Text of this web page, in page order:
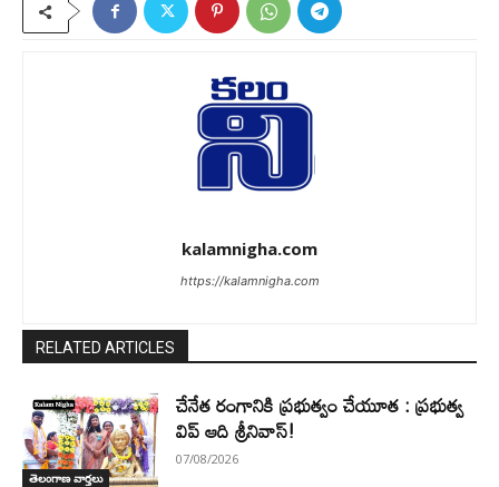
kalamnigha.com
https://kalamnigha.com
RELATED ARTICLES
తెలంగాణ వార్తలు
చేనేత రంగానికి ప్రభుత్వం చేయూత : ప్రభుత్వ
విప్ ఆది శ్రీనివాస్!
07/08/2026